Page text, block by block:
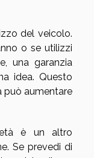
del veicolo.
o se utilizzi
una garanzia
idea. Questo
può aumentare
è un altro
Se prevedi di